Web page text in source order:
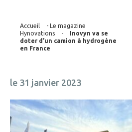
Accueil - Le magazine
Hynovations
-
Inovyn va se
doter d’un camion à hydrogène
en France
le 31 janvier 2023